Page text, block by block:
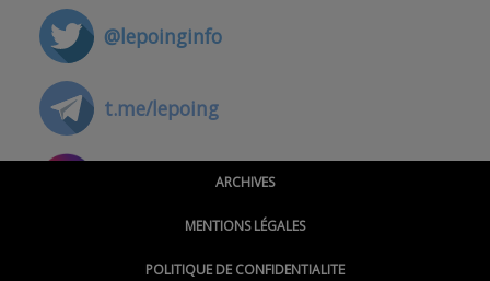
@lepoinginfo
t.me/lepoing
@montpellierpoinginfo
ARCHIVES
MENTIONS LÉGALES
POLITIQUE DE CONFIDENTIALITE